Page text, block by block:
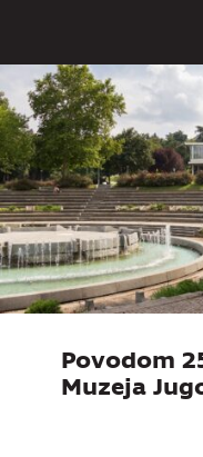
Povodom
Muzeja